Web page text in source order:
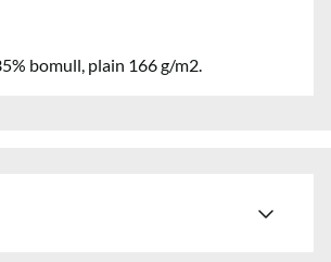
bomull, plain 166 g/m2.